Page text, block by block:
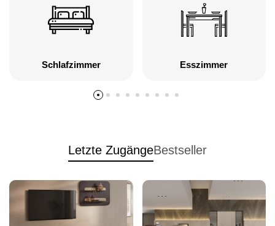
Schlafzimmer Esszimmer
Letzte ZugängeBestseller